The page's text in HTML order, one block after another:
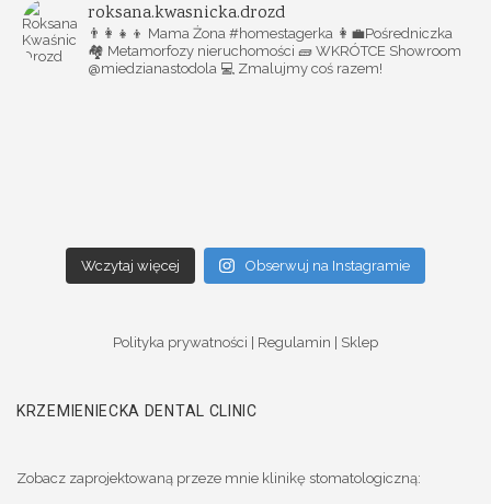
roksana.kwasnicka.drozd
👨‍👩‍👧‍👦 Mama Żona #homestagerka 👩‍💼Pośredniczka
🏘️ Metamorfozy nieruchomości 🧱 WKRÓTCE Showroom
@miedzianastodola 💻 Zmalujmy coś razem!
Wczytaj więcej Obserwuj na Instagramie
Polityka prywatności Regulamin Sklep
KRZEMIENIECKA DENTAL CLINIC
Zobacz zaprojektowaną przeze mnie klinikę stomatologiczną: